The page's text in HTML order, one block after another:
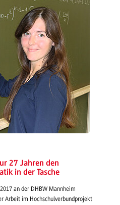
27 Jahren den
in der Tasche
an der DHBW Mannheim
Arbeit im Hochschulverbundprojekt